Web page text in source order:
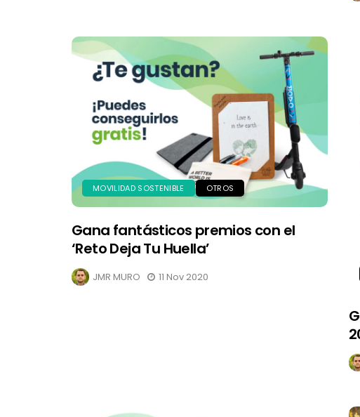
MOVILIDAD SOSTENIBLE OTROS
Gana fantásticos premios con el
‘Reto Deja Tu Huella’
JMR MURO 11 Nov 2020